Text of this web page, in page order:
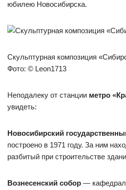
юбилею Новосибирска.
Скульптурная композиция
Фото: © Leon1713
Неподалеку от станции метро
увидеть:
Новосибирский
построено в 1971 году. За ним
разбитый при строительстве
Вознесенский собор —